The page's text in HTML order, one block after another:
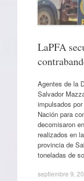
LaPFA
Agentes de la
Salvador
impulsados
Nación para
decomisaron
realizados en
provincia de
toneladas de
septiembre 9,